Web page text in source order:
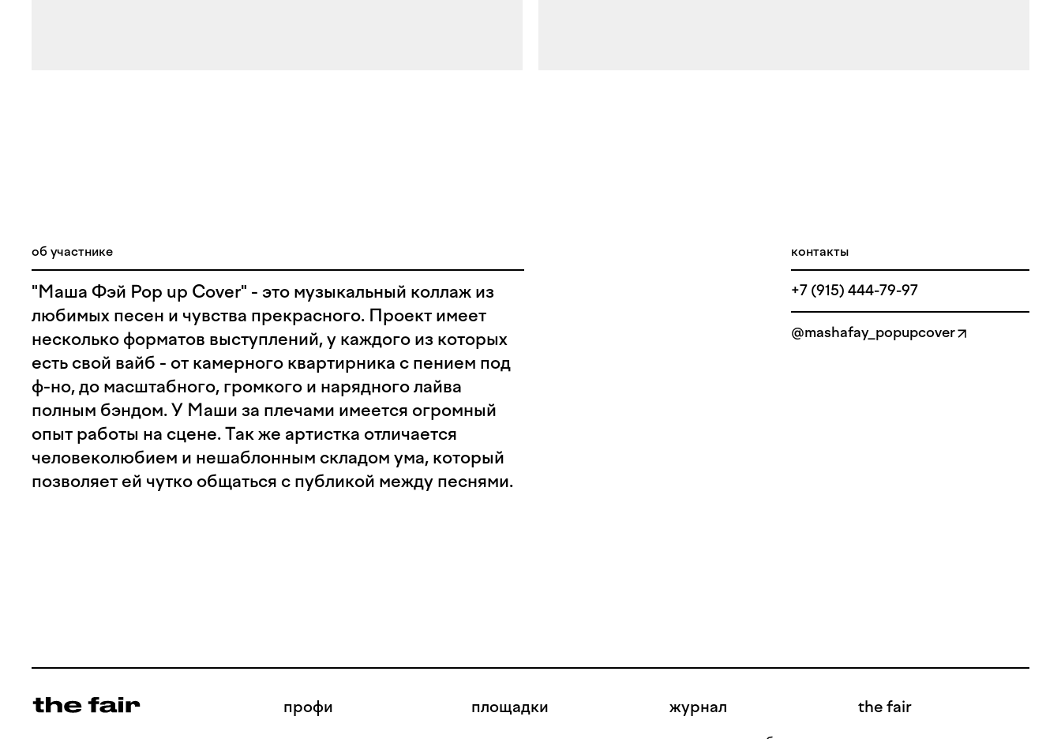
об участнике
"Маша Фэй Pop up Cover" - это музыкальный коллаж из
любимых песен и чувства прекрасного. Проект имеет
несколько форматов выступлений, у каждого из которых
есть свой вайб - от камерного квартирника с пением под
ф-но, до масштабного, громкого и нарядного лайва
полным бэндом. У Маши за плечами имеется огромный
опыт работы на сцене. Так же артистка отличается
человеколюбием и нешаблонным складом ума, который
позволяет ей чутко общаться с публикой между песнями.
контакты
+7 (915) 444-79-97
@mashafay_popupcover
профи площадки журнал the fair